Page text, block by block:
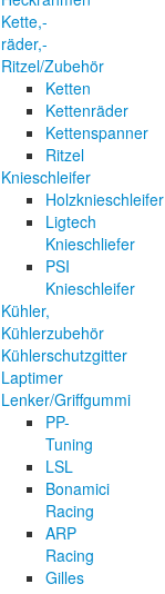
Kette,-
räder,-
Ritzel/Zubehör
Ketten
Kettenräder
Kettenspanner
Ritzel
Knieschleifer
Holzknieschleifer
Ligtech
Knieschliefer
PSI
Knieschleifer
Kühler,
Kühlerzubehör
Kühlerschutzgitter
Laptimer
Lenker/Griffgummi
PP-
Tuning
LSL
Bonamici
Racing
ARP
Racing
Gilles